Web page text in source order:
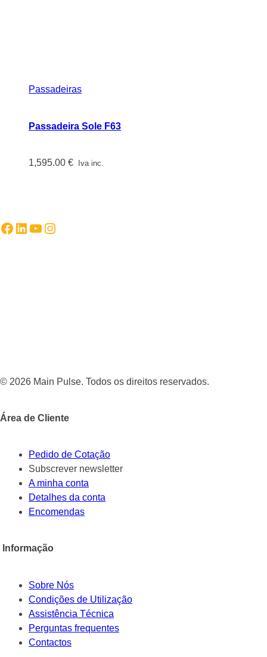
Passadeiras
Passadeira Sole F63
1,595.00 € Iva inc.
Facebook
LinkedIn
YouTube
Instagram
© 2026 Main Pulse. Todos os direitos reservados.
Área de Cliente
Pedido de Cotação
Subscrever newsletter
A minha conta
Detalhes da conta
Encomendas
Informação
Sobre Nós
Condições de Utilização
Assistência Técnica
Perguntas frequentes
Contactos